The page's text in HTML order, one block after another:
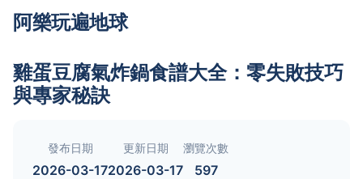
阿樂玩遍地球
雞蛋豆腐氣炸鍋食譜大全：零失敗技巧
與專家秘訣
發布日期
2026-03-17
更新日期
2026-03-17
瀏覽次數
597